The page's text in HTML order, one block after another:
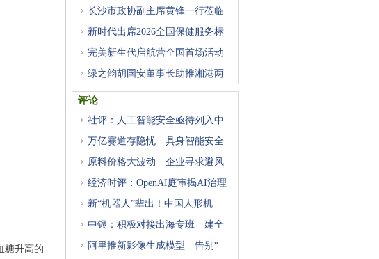
糖升高的
长沙市政协副主席黄锋一行莅临
新时代出席2026全国保健服务标
完美新生代启航营全国首场活动
绿之韵胡国安董事长助推湘港两
评论
社评：人工智能安全亟待列入中
万亿赛道存隐忧 具身智能安全
原料价格大波动 企业寻求避风
经济时评：OpenAI庭审揭AI治理
新“机器人”辈出！中国人形机
中银：积极对接出海专班 建全
阿里推新影像生成模型 告别“